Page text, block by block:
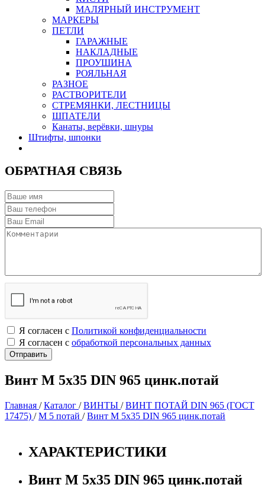
МАЛЯРНЫЙ ИНСТРУМЕНТ
МАРКЕРЫ
ПЕТЛИ
ГАРАЖНЫЕ
НАКЛАДНЫЕ
ПРОУШИНА
РОЯЛЬНАЯ
РАЗНОЕ
РАСТВОРИТЕЛИ
СТРЕМЯНКИ, ЛЕСТНИЦЫ
ШПАТЕЛИ
Канаты, верёвки, шнуры
Штифты, шпонки
ОБРАТНАЯ СВЯЗЬ
Я согласен с Политикой конфиденциальности
Я согласен с обработкой персональных данных
Винт М 5х35 DIN 965 цинк.потай
Главная /Каталог /ВИНТЫ /ВИНТ ПОТАЙ DIN 965 (ГОСТ
17475) /М 5 потай /Винт М 5х35 DIN 965 цинк.потай
ХАРАКТЕРИСТИКИ
Винт М 5х35 DIN 965 цинк.потай